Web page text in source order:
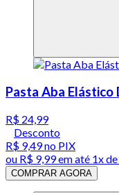
Pasta Aba
R$ 24,99
Desconto
R$ 9,49no PIX
ou R$ 9,99em até 1x de
COMPRAR AGORA